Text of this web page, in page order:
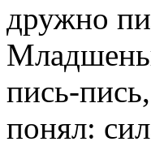
дружно
пись-
понял: